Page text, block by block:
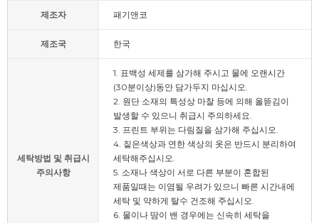
제조자 패기앤코
제조국 한국
세탁방법 및 취급시
주의사항
1. 표백성 세제를 삼가해 주시고 물에 오랜시간
(30분이상)동안 담가두지 마십시오.
2. 원단 소재의 특성상 마찰 등에 의해 올뜯김이
발생할 수 있으니 취급시 주의하세요.
3. 프린트 부위는 다림질을 삼가해 주십시오.
4. 짙은색상과 연한 색상의 옷은 반드시 분리하여
세탁해주십시오.
5. 소재나 색상이 서로 다른 부분이 혼합된
제품일때는 이염될 우려가 있으니 빠른 시간내에
세탁 및 약하게 탈수 건조해 주십시오.
6. 물이나 땀이 밴 경우에는 신속히 세탁을